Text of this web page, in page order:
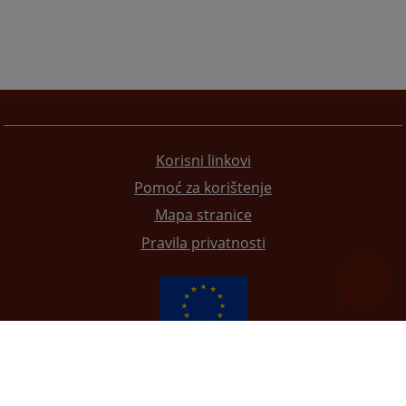
Korisni linkovi
Pomoć za korištenje
Mapa stranice
Pravila privatnosti